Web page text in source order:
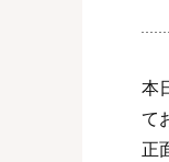
本
て
正